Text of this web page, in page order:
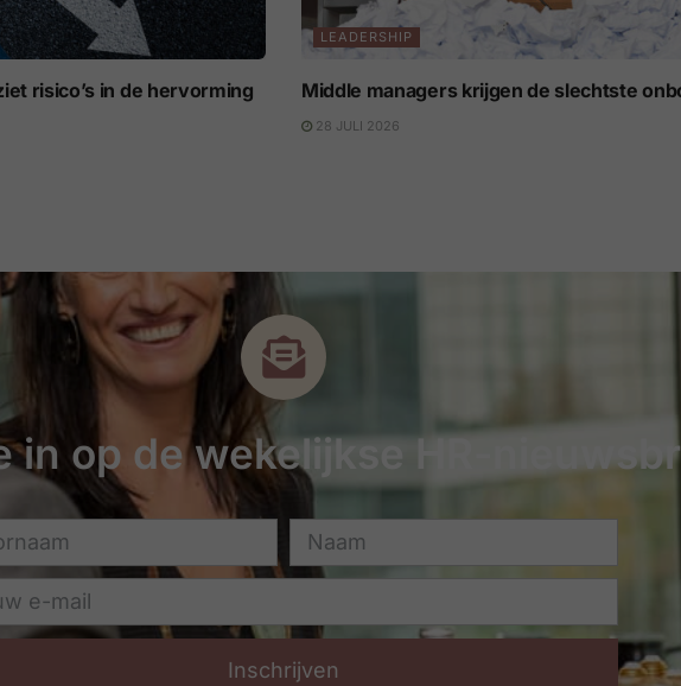
risico’s in de hervorming
LEADERSHIP
Middle managers krijgen de slechtste
28 JULI 2026
in op de wekelijkse HR-
Inschrijven